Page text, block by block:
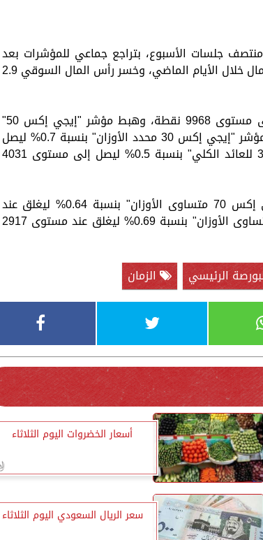
منتصف جلسات الأسبوع، بتراجع جماعي للمؤشرات بعد
عمليات جني الأرباح بعد المكاسب التي شهدها سوق المال خلال الأيام الماضي، وخسر رأس المال السوقي 2.9
وتراجع مؤشر "إيجي إكس 30" بنسبة 0.78% ليصل إلى مستوى 9968 نقطة، وهبط مؤشر "إيجي إكس 50"
بنسبة 0.5% ليصل إلى مستوى 1813 نقطة، وانخفض مؤشر "إيجي إكس 30 محدد الأوزان" بنسبة 0.7% ليصل
إلى مستوى 12316 نقطة، ونزل مؤشر "إيجي إكس 30 للعائد الكلي" بنسبة 0.5% ليصل إلى مستوى 4031
كما تراجع مؤشر الشركات الصغيرة والمتوسطة "إيجى إكس 70 متساوى الأوزان" بنسبة 0.64% ليغلق عند
مستوى 1998 نقطة، وهبط مؤشر "إيجى إكس 100 متساوى الأوزان" بنسبة 0.69% ليغلق عند مستوى 2917
الرئيسي الزمان
أسعار الخضروات اليوم الثلاثاء
سعر الريال السعودي اليوم الثلاثاء